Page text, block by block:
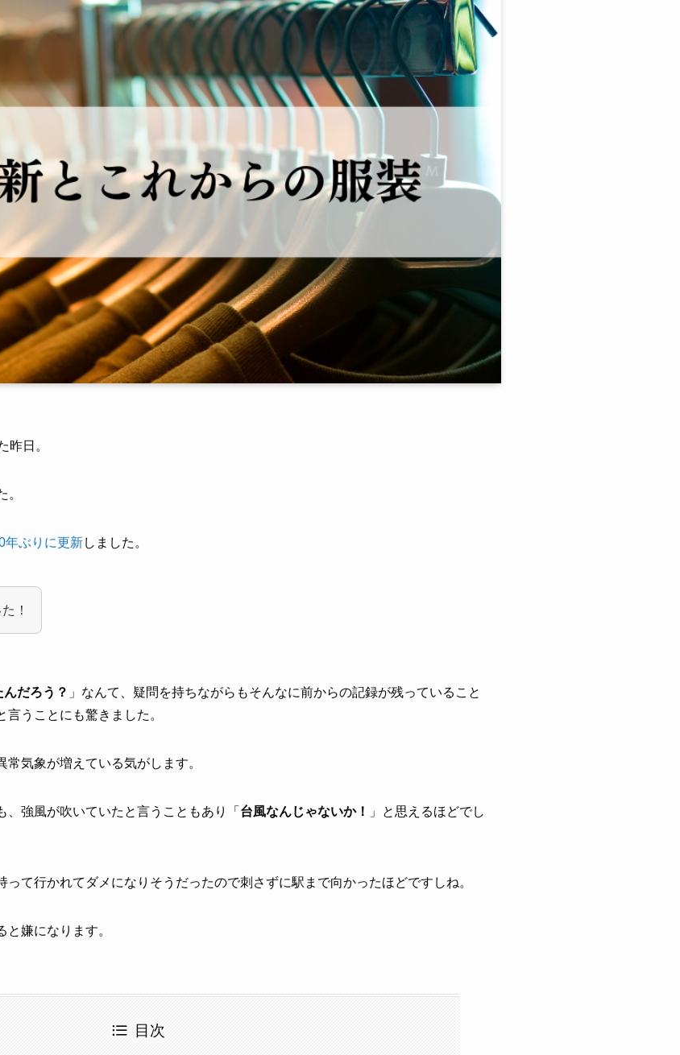
昨日。
年ぶりに更新しました。
！
だろう？ 」なんて、疑問を持ちながらもそんなに前からの記録が残っていること
うことにも驚きました。
気象が増えている気がします。
強風が吹いていたと言うこともあり「 台風なんじゃないか！
」と思えるほどでし
て行かれてダメになりそうだったので刺さずに駅まで向かったほどですしね。
嫌になります。
目次